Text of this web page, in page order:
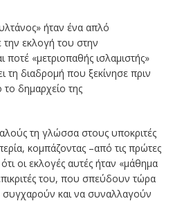
ήταν ένα απλό
εκλογή του στην
«μετριοπαθής ισλαμιστής»
τη διαδρομή που ξεκίνησε πριν
δημαρχείο της
τη γλώσσα στους υποκριτές
κομπάζοντας –από τις πρώτες
οι εκλογές αυτές ήταν «μάθημα
του, που σπεύδουν τώρα
συγχαρούν και να συναλλαγούν